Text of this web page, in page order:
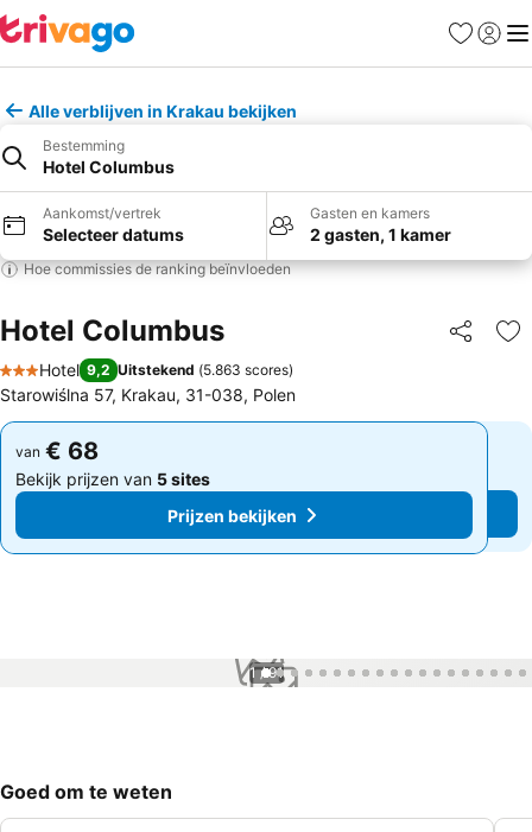
Favorieten
Alle verblijven in Krakau bekijken
Bestemming
Hotel Columbus
Aankomst/vertrek
Selecteer datums
Gasten en kamers
2 gasten, 1 kamer
Hoe commissies de ranking beïnvloeden
Hotel Columbus Delen
3 Sterren
Hotel 9,2 Uitstekend (5.863 scores)
Starowiślna 57, Krakau, 31-038, Polen
van € 68
Bekijk prijzen van 5 sites
Prijzen bekijken
van € 68
Bekijk prijzen van 5 sites
Prijzen bekijken
1 / 91
Goed om te weten